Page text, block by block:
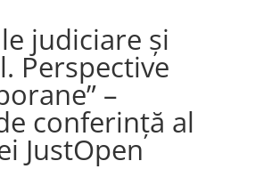
judiciare și
Perspective
–
conferință al
JustOpen